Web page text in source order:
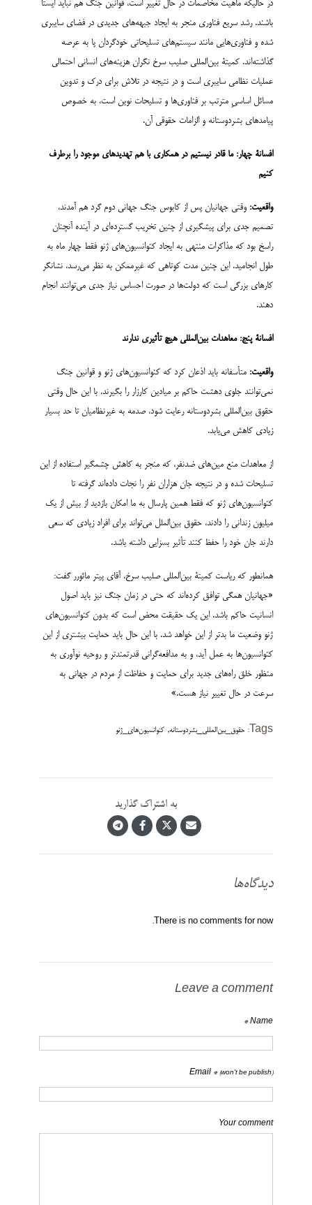
در حالیکه ماهیت مخاصمات در حال تغییر است، قوانین جنگ هم نباید ایستا
باشند. رشد سریع فناوری منجر به ایجاد جبهه‌های جدیدی در فضای سایبری
شده و فناوری‌هایی مانند سیستم‌های تسلیحاتی خودگردان پا به عرصه
گذاشته‌اند. کمیتۀ بین‌المللی صلیب سرخ نگران هزینه‌های انسانی احتمالی
عملیات نظامی سایبری است و در نتیجه در تلاش برای درک و تدوین
مسائل اساسیِ مترتب بر فناوری‌ها و تسلیحات نوین است، به خصوص
پیامدهای بشردوستانه و الزامات حقوقی آن.
افسانۀ چهار: ما قادر نیستیم در همکاری با هم تهدیدهای موجود را برطرف
کنیم
واقعیت: وقتی جهانیان پس از کابوس جنگ جهانی دوم گرد هم آمدند،
تصمیم جدی برای پیشگیری از چنین تخریب گسترده‌ای در آینده آنچنان
راسخ بود که مذاکرات منتهی به ایجاد کنوانسیون‌های ژنو فقط چهار ماه به
طول انجامید. این چنین مدت کوتاهی که غیرممکن به نظر می‌رسد، نشانگر
کارهای بزرگی است که دولت‌ها در صورت احساس نیاز جدی می‌توانند انجام
دهند.
افسانۀ پنج: معاهدات بین‌المللی هیچ تأثیری ندارند
واقعیت: متأسفانه باید اذعان کرد که کنوانسیون‌های ژنو و قوانین جنگ
نمی‌توانند جلوی دهشت حاکم بر میادین کارزار را بگیرند. با این حال وقتی
حقوق بین‌المللی بشردوستانه رعایت شود، صدمه به غیرنظامیان تا حد بسیار
زیادی کاهش می‌یابد.
از معاهدات منع مین‌های ضدنفر، که منجر به کاهش چشمگیر استفاده از این
تسلیحات شده و در نتیجه جان هزاران نفر را نجات داده‌اند گرفته تا
کنوانسیون‌های ژنو که فقط همین پارسال به ما امکان بازدید از بیش از یک
میلیون زندانی را دادند، حقوق بین‌الملل می‌تواند برای افراد زیادی که سعی
دارند جان خود را حفظ کنند تأثیر بسزایی داشته باشد.
همانطور که ریاست کمیتۀ بین‌المللی صلیب سرخ، آقای پیتر مائورر گفت:
«جهانیان همگی توافق کرده‌اند که حتی در زمان جنگ نیز باید اصول
انسانیت حاکم باشد. این یک حقیقت محض است که بدون کنوانسیون‌های
ژنو وضعیت ما بدتر از این خواهد شد. با این حال باید حمایت بیشتری از این
کنوانسیون‌ها به عمل آید، و به مدافعه‌گرانی قدرتمندتر و روحیه نوآوری به
منظور خلق راه‌های جدید برای حمایت و حفاظت از مردم در جهانی به
سرعت در حال تغییر نیاز هست.»
Tags: حقوق_بین‌المللی_بشردوستانه, کنوانسیون‌های_ژنو
به اشتراک گذارید
دیدگاه‌ها
There is no comments for now.
Leave a comment
Name *
Email * (won't be publish)
Your comment